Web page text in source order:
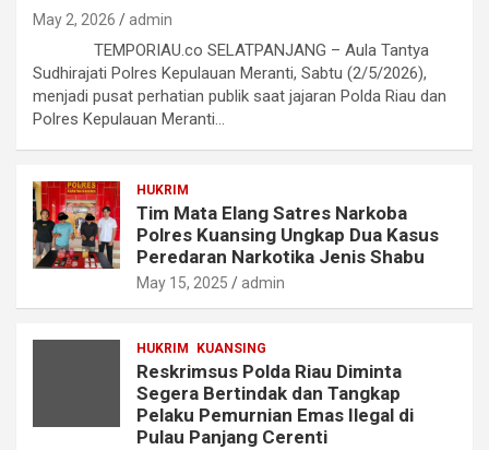
May 2, 2026 admin
TEMPORIAU.co SELATPANJANG – Aula Tantya
Sudhirajati Polres Kepulauan Meranti, Sabtu (2/5/2026),
menjadi pusat perhatian publik saat jajaran Polda Riau dan
Polres Kepulauan Meranti…
HUKRIM
Tim Mata Elang Satres Narkoba
Polres Kuansing Ungkap Dua Kasus
Peredaran Narkotika Jenis Shabu
May 15, 2025 admin
HUKRIM KUANSING
Reskrimsus Polda Riau Diminta
Segera Bertindak dan Tangkap
Pelaku Pemurnian Emas Ilegal di
Pulau Panjang Cerenti